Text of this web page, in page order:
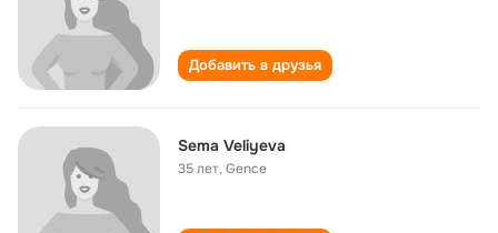
Добавить в друзья
Sema Veliyeva
35 лет,Gence